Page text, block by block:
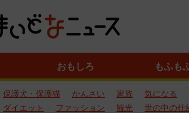
おもしろ もふも
保護犬・保護猫 かんさい 家族 気になる
ダイエット
ファッション 観光 世の中の仕